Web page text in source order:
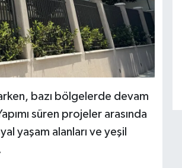
bazı bölgelerde devam
süren projeler arasında
yaşam alanları ve yeşil